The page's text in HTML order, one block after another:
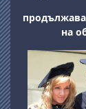
на